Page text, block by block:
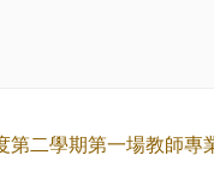
第二學期第一場教師專